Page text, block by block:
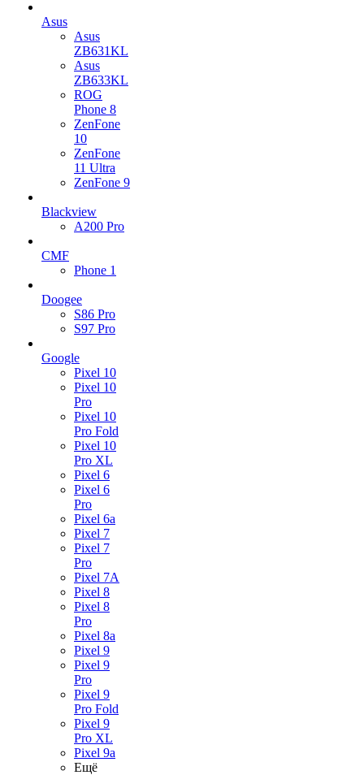
Asus
Asus
ZB631KL
Asus
ZB633KL
ROG
Phone 8
ZenFone
10
ZenFone
11 Ultra
ZenFone 9
Blackview
A200 Pro
CMF
Phone 1
Doogee
S86 Pro
S97 Pro
Google
Pixel 10
Pixel 10
Pro
Pixel 10
Pro Fold
Pixel 10
Pro XL
Pixel 6
Pixel 6
Pro
Pixel 6a
Pixel 7
Pixel 7
Pro
Pixel 7A
Pixel 8
Pixel 8
Pro
Pixel 8a
Pixel 9
Pixel 9
Pro
Pixel 9
Pro Fold
Pixel 9
Pro XL
Pixel 9a
Ещё